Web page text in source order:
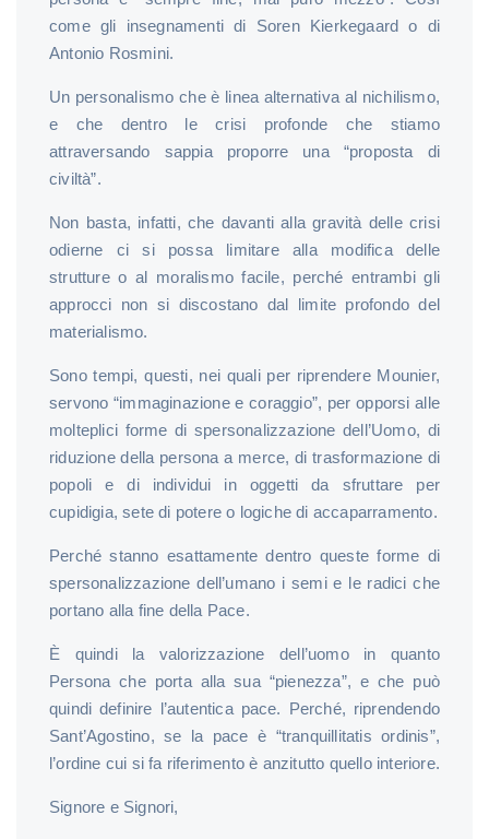
come gli insegnamenti di Soren Kierkegaard o di
Antonio Rosmini.
Un personalismo che è linea alternativa al nichilismo,
e che dentro le crisi profonde che stiamo
attraversando sappia proporre una “proposta di
civiltà”.
Non basta, infatti, che davanti alla gravità delle crisi
odierne ci si possa limitare alla modifica delle
strutture o al moralismo facile, perché entrambi gli
approcci non si discostano dal limite profondo del
materialismo.
Sono tempi, questi, nei quali per riprendere Mounier,
servono “immaginazione e coraggio”, per opporsi alle
molteplici forme di spersonalizzazione dell’Uomo, di
riduzione della persona a merce, di trasformazione di
popoli e di individui in oggetti da sfruttare per
cupidigia, sete di potere o logiche di accaparramento.
Perché stanno esattamente dentro queste forme di
spersonalizzazione dell’umano i semi e le radici che
portano alla fine della Pace.
È quindi la valorizzazione dell’uomo in quanto
Persona che porta alla sua “pienezza”, e che può
quindi definire l’autentica pace. Perché, riprendendo
Sant’Agostino, se la pace è “tranquillitatis ordinis”,
l’ordine cui si fa riferimento è anzitutto quello interiore.
Signore e Signori,